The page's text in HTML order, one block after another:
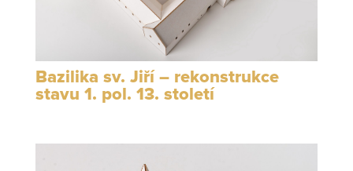
Bazilika sv. Jiří – rekonstrukce
stavu 1. pol. 13. století